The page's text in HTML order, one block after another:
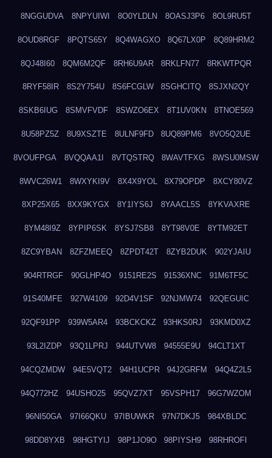
8NGGUDVA 8NPYUIWI 8O0YLDLN 8OASJ3P6 8OL9RU5T
8OUD8RGF 8PQTS65Y 8Q4WAGXO 8Q67LX0P 8Q89HRM2
8QJ48I60 8QM6M2QF 8RH6U9AR 8RKLFN77 8RKWTPQR
8RYF58IR 8S2Y754U 8S6FCGLW 8SGHCITQ 8SJXN2QY
8SKB6IUG 8SMVFVDF 8SWZO6EX 8T1UV0KN 8TNOE569
8U58PZ5Z 8U9XSZTE 8ULNF9FD 8UQ89PM6 8VO5Q2UE
8VOUFPGA 8VQQAA1I 8VTQSTRQ 8WAVTFXG 8WSU0MSW
8WVC26W1 8WXYKI9V 8X4X9YOL 8X79OPDP 8XCY80VZ
8XP25X65 8XX9KYGX 8Y1IYS6J 8YAACL5S 8YKVAXRE
8YM48I9Z 8YPIP6SK 8YSJ7SB8 8YT98V0E 8YTM92ET
8ZC9YBAN 8ZFZMEEQ 8ZPDT42T 8ZYB2DUK 902YJAIU
904RTRGF 90GLHP4O 9151RE2S 91536XNC 91M6TF5C
91S40MFE 927W4109 92D4V1SF 92NJMW74 92QEGUIC
92QF91PP 939W5AR4 93BCKCKZ 93HKS0RJ 93KMD0XZ
93L2IZDP 93Q1LPRJ 944UTVW8 94555E9U 94CLT1XT
94CQZMDW 94E5VQT2 94H1UCPR 94J2GRFM 94Q4Z2L5
94Q772HZ 94USHO25 95QVZ7XT 95VSPH17 96G7WZOM
96NI50GA 97I66QKU 97IBUWKR 97N7DKJ5 984XBLDC
98DD8YXB 98HGTYIJ 98P1JO9O 98PIYSH9 98RHROFI